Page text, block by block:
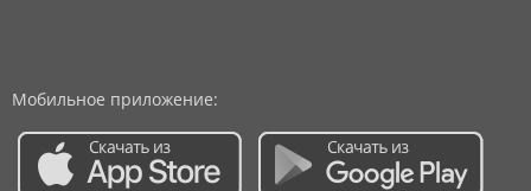
Мобильное приложение: